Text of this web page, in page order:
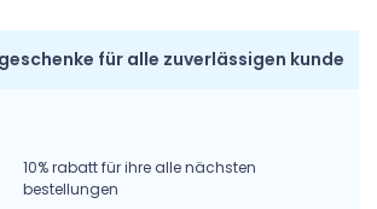
für alle zuverlässigen kunde
10% rabatt für ihre alle nächsten
bestellungen